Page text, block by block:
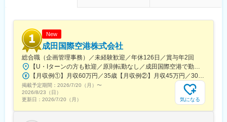
「COMMOSUS」を運営する株式会社SOCIAL COMMON
績1,500億円、累計投資家登録数15万人の到達を目標に掲げ、国
内最大規模の資金調達力を有したクラウドファンディングサービ
スへ発展させていきます。
当社においては、不動産仕入のさらなる強化、自社開発事業の拡
大、管理部門の強化のため、各部門にて増員募集をします。
■求める人物像
New
成田国際空港株式会社
総合職（企画管理事務）／未経験歓迎／年休126日／賞与年2回
【U・Iターンの方も歓迎／原則転勤なし／成田国際空港で勤務】■千葉県成田市古込字古込1-1受動喫煙対策：オフィス内禁煙・分煙※自動車通勤：可能（必要条件を満たしている場合のみ）
【月収例①】月収60万円／35歳【月収例②】月収45万円／30歳【月収例③】月収41万円／25歳※各種手当(残業手当、住居手当、通勤手当等)込みの金額です。※別途賞与が年２回支給されます。※個人差がある旨、ご承知おきください。<月給>【初任給（大卒）】月給27万8600円＋各種手当(残業手当、住居手当、通勤手当等)＋賞与年2回【初任給（院卒）】月給30万500円＋各種手当(残業手当、住居手当、通勤手当等)＋賞与年2回※上記は新卒初任給です。経験やスキルを考慮して決定いたします。
掲載予定期間： 2026/7/20（月） 〜
2026/8/23（日）
更新日： 2026/7/20（月） 気になる